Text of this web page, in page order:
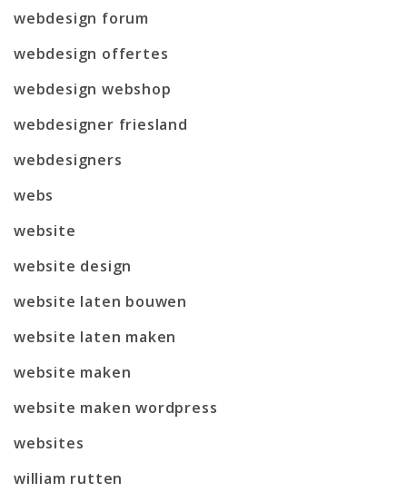
webdesign forum
webdesign offertes
webdesign webshop
webdesigner friesland
webdesigners
webs
website
website design
website laten bouwen
website laten maken
website maken
website maken wordpress
websites
william rutten